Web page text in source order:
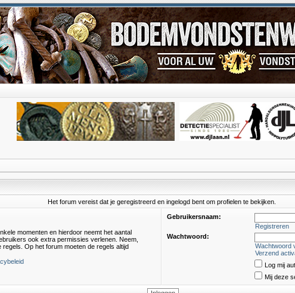
Het forum vereist dat je geregistreerd en ingelogd bent om profielen te bekijken.
momenten en hierdoor neemt het aantal
ook extra permissies verlenen. Neem,
Op het forum moeten de regels altijd
Gebruikersnaam:
Registreren
Wachtwoord:
Wachtwoord
Verzend
Log mij
Mij deze